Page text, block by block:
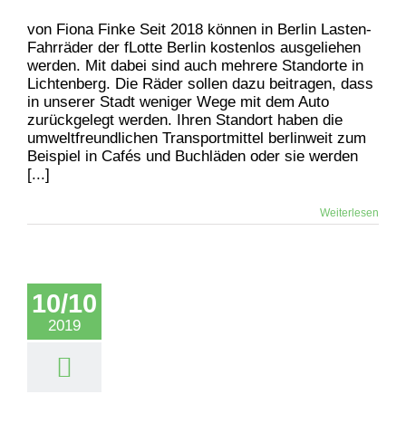
von Fiona Finke Seit 2018 können in Berlin Lasten-
Fahrräder der fLotte Berlin kostenlos ausgeliehen
werden. Mit dabei sind auch mehrere Standorte in
Lichtenberg. Die Räder sollen dazu beitragen, dass
in unserer Stadt weniger Wege mit dem Auto
zurückgelegt werden. Ihren Standort haben die
umweltfreundlichen Transportmittel berlinweit zum
Beispiel in Cafés und Buchläden oder sie werden
[...]
Weiterlesen
10/10
2019